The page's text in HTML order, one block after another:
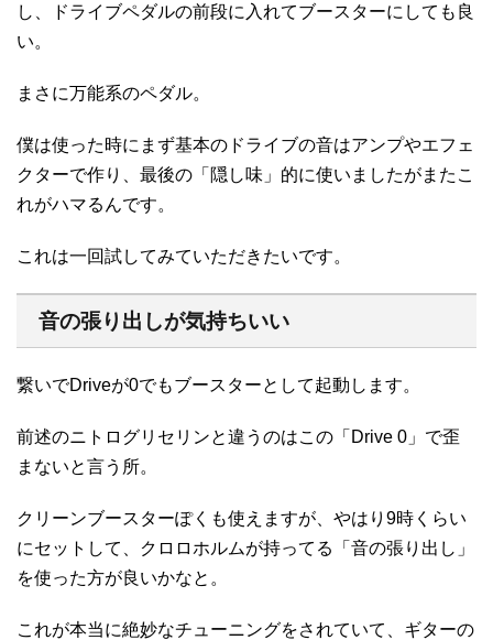
し、ドライブペダルの前段に入れてブースターにしても良
い。
まさに万能系のペダル。
僕は使った時にまず基本のドライブの音はアンプやエフェ
クターで作り、最後の「隠し味」的に使いましたがまたこ
れがハマるんです。
これは一回試してみていただきたいです。
音の張り出しが気持ちいい
繋いでDriveが0でもブースターとして起動します。
前述のニトログリセリンと違うのはこの「Drive 0」で歪
まないと言う所。
クリーンブースターぽくも使えますが、やはり9時くらい
にセットして、クロロホルムが持ってる「音の張り出し」
を使った方が良いかなと。
これが本当に絶妙なチューニングをされていて、ギターの